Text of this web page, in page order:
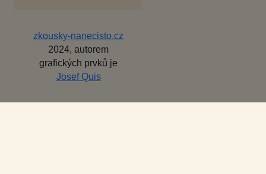
zkousky-nanecisto.cz
2024, autorem
grafických prvků je
Josef Quis